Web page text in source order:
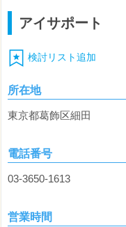
アイサポート
検討リスト追加
所在地
東京都葛飾区細田
電話番号
03-3650-1613
営業時間